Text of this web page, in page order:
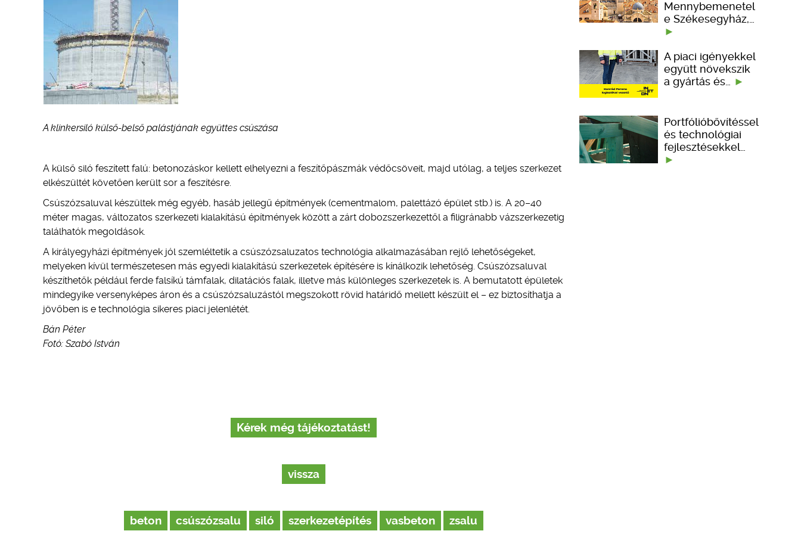
A klinkersiló külső-belső palástjának együttes csúszása
A külső siló feszített falú: betonozáskor kellett elhelyezni a feszítőpászmák védőcsöveit, majd utólag, a teljes szerkezet
elkészültét követően került sor a feszítésre.
Csúszózsaluval készültek még egyéb, hasáb jellegű építmények (cementmalom, palettázó épület stb.) is. A 20–40
méter magas, változatos szerkezeti kialakítású építmények között a zárt dobozszerkezettől a filigránabb vázszerkezetig
találhatók megoldások.
A királyegyházi építmények jól szemléltetik a csúszózsaluzatos technológia alkalmazásában rejlő lehetőségeket,
melyeken kívül természetesen más egyedi kialakítású szerkezetek építésére is kínálkozik lehetőség. Csúszózsaluval
készíthetők például ferde falsíkú támfalak, dilatációs falak, illetve más különleges szerkezetek is. A bemutatott épületek
mindegyike versenyképes áron és a csúszózsaluzástól megszokott rövid határidő mellett készült el – ez biztosíthatja a
jövőben is e technológia sikeres piaci jelenlétét.
Bán Péter
Fotó: Szabó István
Kérek még tájékoztatást!
vissza
beton csúszózsalu siló szerkezetépítés vasbeton zsalu
Mennybemenetel
e Székesegyház,…
A piaci igényekkel
együtt növekszik
a gyártás és…
Portfólióbővítéssel
és technológiai
fejlesztésekkel…